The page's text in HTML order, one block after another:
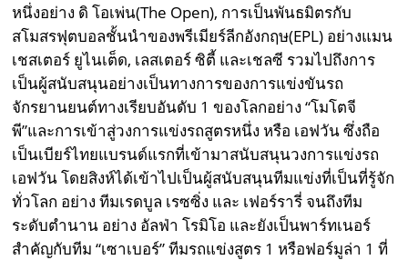
หนึ่งอย่าง ดิ โอเพ่น(The Open), การเป็นพันธมิตรกับ
สโมสรฟุตบอลชั้นนำของพรีเมียร์ลีกอังกฤษ(EPL) อย่างแมน
เชสเตอร์ ยูไนเต็ด, เลสเตอร์ ซิตี้ และเชลซี รวมไปถึงการ
เป็นผู้สนับสนุนอย่างเป็นทางการของการแข่งขันรถ
จักรยานยนต์ทางเรียบอันดับ 1 ของโลกอย่าง “โมโตจี
พี”และการเข้าสู่วงการแข่งรถสูตรหนึ่ง หรือ เอฟวัน ซึ่งถือ
เป็นเบียร์ไทยแบรนด์แรกที่เข้ามาสนับสนุนวงการแข่งรถ
เอฟวัน โดยสิงห์ได้เข้าไปเป็นผู้สนับสนุนทีมแข่งที่เป็นที่รู้จัก
ทั่วโลก อย่าง ทีมเรดบูล เรซซิ่ง และ เฟอร์รารี่ จนถึงทีม
ระดับตำนาน อย่าง อัลฟ่า โรมิโอ และยังเป็นพาร์ทเนอร์
สำคัญกับทีม “เซาเบอร์” ทีมรถแข่งสูตร 1 หรือฟอร์มูล่า 1 ที่